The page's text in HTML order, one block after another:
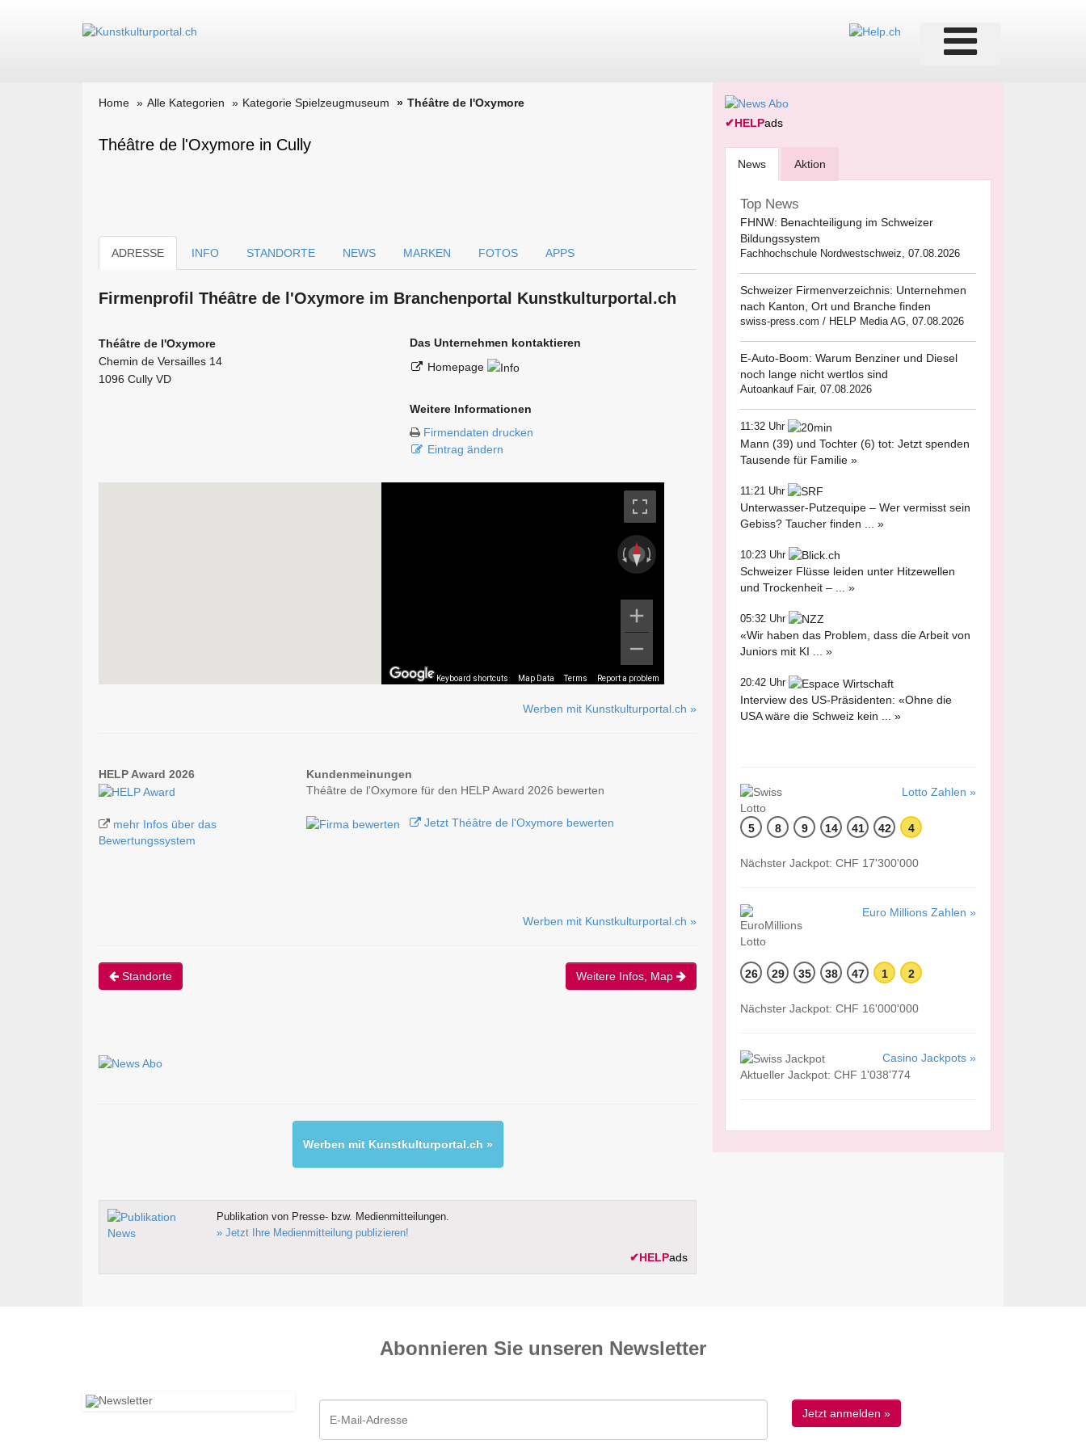
Home Alle Kategorien Kategorie Spielzeugmuseum Théâtre de l'Oxymore
Théâtre de l'Oxymore in Cully
ADRESSE INFO STANDORTE NEWS MARKEN FOTOS APPS
Firmen­profil Théâtre de l'Oxymore im Branchen­portal Kunstkulturportal.ch
Théâtre de l'Oxymore
Chemin de Versailles 14
1096 Cully VD
Das Unternehmen kontaktieren
Homepage
Weitere Informationen
Firmendaten drucken
Eintrag ändern
Keyboard shortcuts Map Data Terms Report a problem
Werben mit Kunstkulturportal.ch »
HELP Award 2026
mehr Infos über das
Bewertungssystem
Kundenmeinungen
Théâtre de l'Oxymore für den HELP Award 2026 bewerten
Jetzt Théâtre de l'Oxymore bewerten
Werben mit Kunstkulturportal.ch »
Standorte Weitere Infos, Map
Werben mit Kunstkulturportal.ch »
Publikation von Presse- bzw. Medienmitteilungen.
» Jetzt Ihre Medienmitteilung publizieren!
✔HELPads
✔HELPads
News Aktion
Top News
FHNW: Benachteiligung im Schweizer
Bildungssystem
Fachhochschule Nordwestschweiz, 07.08.2026
Schweizer Firmenverzeichnis: Unternehmen
nach Kanton, Ort und Branche finden
swiss-press.com / HELP Media AG, 07.08.2026
E-Auto-Boom: Warum Benziner und Diesel
noch lange nicht wertlos sind
Autoankauf Fair, 07.08.2026
11:32 Uhr
Mann (39) und Tochter (6) tot: Jetzt spenden
Tausende für Familie »
11:21 Uhr
Unterwasser-Putzequipe – Wer vermisst sein
Gebiss? Taucher finden ... »
10:23 Uhr
Schweizer Flüsse leiden unter Hitzewellen
und Trockenheit – ... »
05:32 Uhr
«Wir haben das Problem, dass die Arbeit von
Juniors mit KI ... »
20:42 Uhr
Interview des US-Präsidenten: «Ohne die
USA wäre die Schweiz kein ... »
Lotto Zahlen »
5 8 9 14 41 42 4
Nächster Jackpot: CHF 17'300'000
Euro Millions Zahlen »
26 29 35 38 47 1 2
Nächster Jackpot: CHF 16'000'000
Casino Jackpots »
Aktueller Jackpot: CHF 1'038'774
Abonnieren Sie unseren News­letter